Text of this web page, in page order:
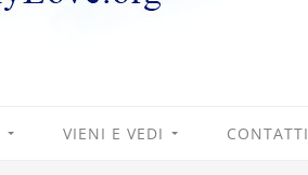
VIENI E VEDI CONTATTI